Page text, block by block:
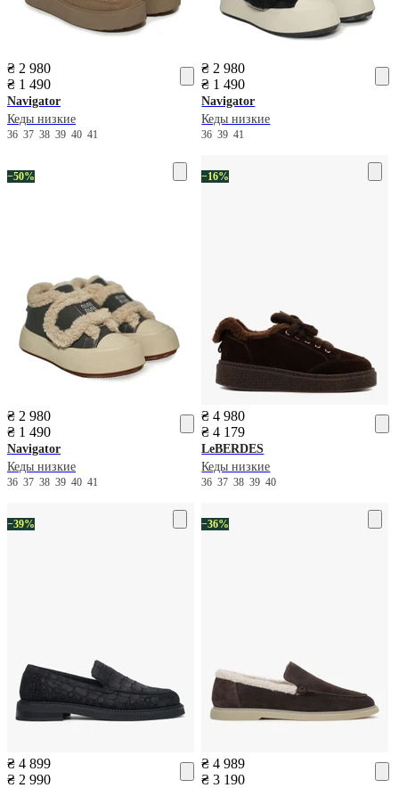
₴ 2 980
₴ 1 490
Navigator
Кеды низкие
36 37 38 39 40 41
₴ 2 980
₴ 1 490
Navigator
Кеды низкие
363941
−50%
₴ 2 980
₴ 1 490
Navigator
Кеды низкие
36 37 38 39 40 41
−16%
₴ 4 980
₴ 4 179
LeBERDES
Кеды низкие
3637383940
−39%
₴ 4 899
₴ 2 990
−36%
₴ 4 989
₴ 3 190